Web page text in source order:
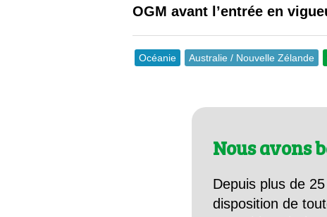
OGM avant l’entrée en
Océanie Australie / Nouvelle Zélande
Nous avons
Depuis plus de
disposition de